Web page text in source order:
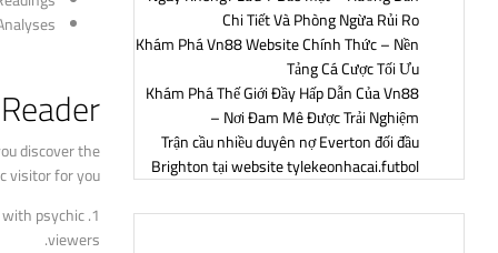
Chi Tiết Và Phòng Ngừa Rủi Ro
Khám Phá Vn88 Website Chính Thức – Nền
Tảng Cá Cược Tối Ưu
Khám Phá Thế Giới Đầy Hấp Dẫn Của Vn88
– Nơi Đam Mê Được Trải Nghiệm
Trận cầu nhiều duyên nợ Everton đối đầu
Brighton tại website tylekeonhacai.futbol
discover the
visitor for you:
1. Request recommendations
psychic
viewers.